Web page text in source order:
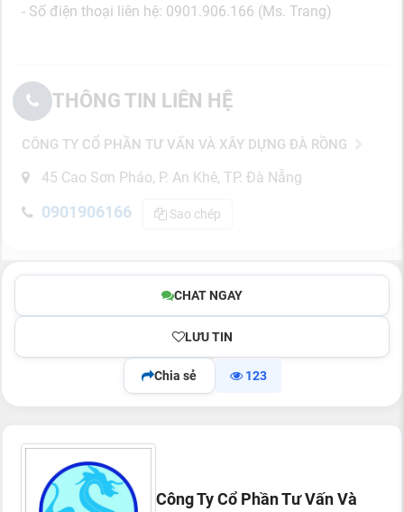
- Số điện thoại liên hệ: 0901.906.166 (Ms. Trang)
THÔNG TIN LIÊN HỆ
CÔNG TY CỔ PHẦN TƯ VẤN VÀ XÂY DỰNG ĐÀ RỒNG
45 Cao Sơn Pháo, P. An Khê, TP. Đà Nẵng
0901906166 Sao chép
CHAT NGAY
LƯU TIN
Chia sẻ 123
Công Ty Cổ Phần Tư Vấn Và